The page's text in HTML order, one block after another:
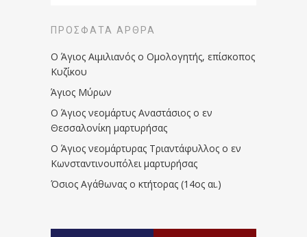
ΠΡΌΣΦΑΤΑ ΆΡΘΡΑ
Ο Άγιος Αιμιλιανός ο Ομολογητής, επίσκοπος
Κυζίκου
Άγιος Μύρων
Ο Άγιος νεομάρτυς Αναστάσιος ο εν
Θεσσαλονίκη μαρτυρήσας
Ο Άγιος νεομάρτυρας Τριαντάφυλλος ο εν
Κωνσταντινουπόλει μαρτυρήσας
Όσιος Αγάθωνας ο κτήτορας (14ος αι.)